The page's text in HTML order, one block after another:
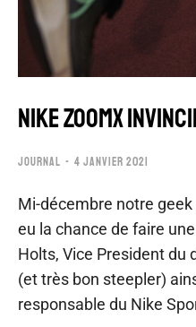
NIKE ZOOMX
JOURNAL 4 JANVIER 2021
Mi-décembre notre geek
eu la chance de faire
Holts, Vice President du
(et très bon steepler)
responsable du Nike